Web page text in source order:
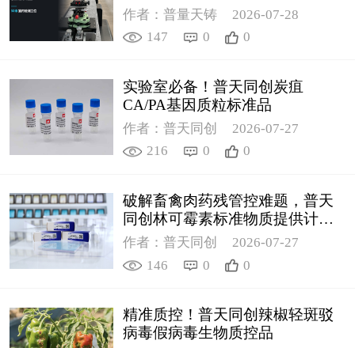
作者：普量天铸
2026-07-28
147
0 0
实验室必备！普天同创炭疽
CA/PA基因质粒标准品
作者：普天同创
2026-07-27
216
0 0
破解畜禽肉药残管控难题，普天
同创林可霉素标准物质提供计量
支撑
作者：普天同创
2026-07-27
146
0 0
精准质控！普天同创辣椒轻斑驳
病毒假病毒生物质控品
返回主页